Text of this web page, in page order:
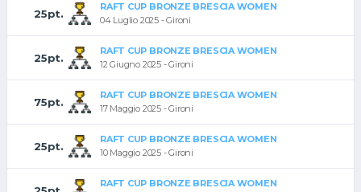
25pt.
RAFT CUP BRONZE BRESCIA WOMEN
04 Luglio 2025 - Gironi
25pt.
RAFT CUP BRONZE BRESCIA WOMEN
12 Giugno 2025 - Gironi
75pt.
RAFT CUP BRONZE BRESCIA WOMEN
17 Maggio 2025 - Gironi
25pt.
RAFT CUP BRONZE BRESCIA WOMEN
10 Maggio 2025 - Gironi
RAFT CUP BRONZE BRESCIA WOMEN